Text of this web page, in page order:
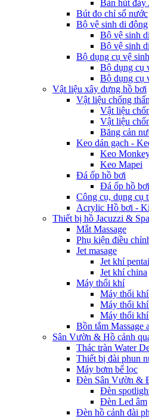
Bàn hút đáy
Bút đo chỉ số nước
Bộ vệ sinh di động
Bộ vệ sinh
Bộ vệ sinh
Bộ dụng cụ vệ
Bộ dụng cụ
Bộ dụng cụ
Vật liệu xây dựng hồ bơi
Vật liệu chống
Vật liệu
Vật liệu
Băng cản
Keo dán gạch -
Keo
Keo Mapei
Đá ốp hồ bơi
Đá ốp hồ
Công cụ, dụng cụ
Acrylic Hồ bơi -
Thiết bị hồ Jacuzzi & Spa
Mắt Massage
Phụ kiện điều
Jet masage
Jet khí
Jet khí china
Máy thổi khí
Máy thổi
Máy thổi
Máy thổi
Bồn tắm Massage
Sân Vườn & Hồ cảnh
Thác tràn Water
Thiết bị đài phun
Máy bơm bể lọc
Đèn Sân Vườn &
Đèn
Đèn Led âm
Đèn hồ cảnh đài